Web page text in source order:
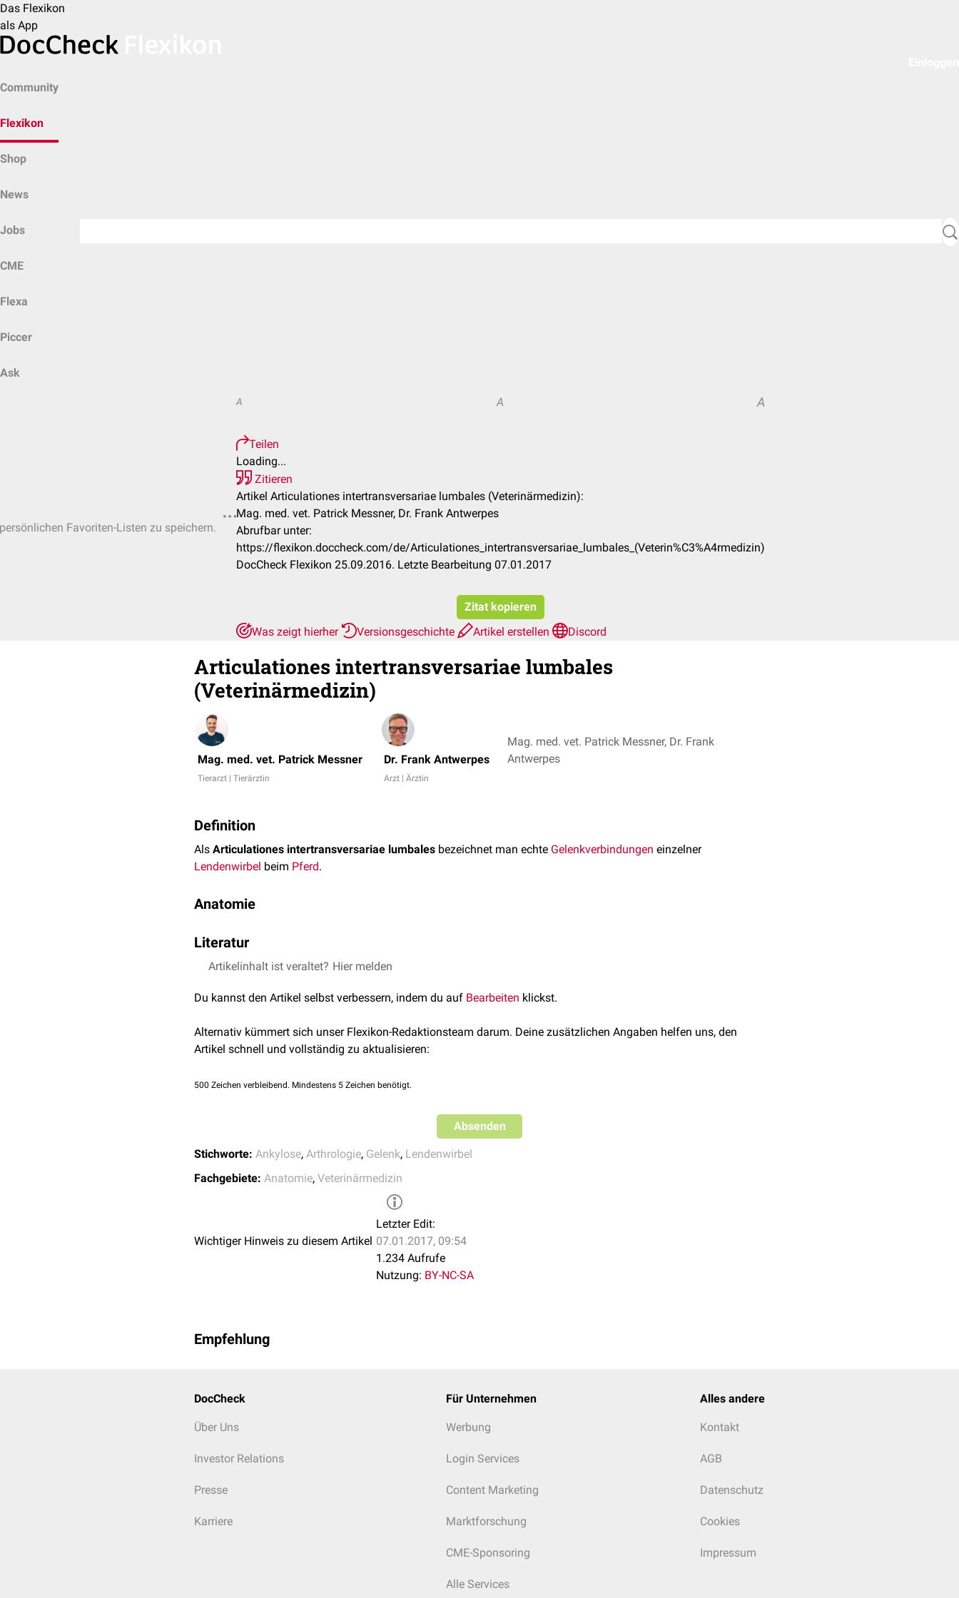
Das Flexikon
als App
Community
Flexikon
Shop
News
Jobs
CME
Flexa
Piccer
Ask
Favoriten-Listen zu speichern.
A A A
Teilen
Loading...
Zitieren
Artikel Articulationes intertransversariae lumbales (Veterinärmedizin):
Mag. med. vet. Patrick Messner, Dr. Frank Antwerpes
Abrufbar unter:
https://flexikon.doccheck.com/de/Articulationes_intertransversariae_lumbales_(Veterin%C3%A4rmedizin)
DocCheck Flexikon 25.09.2016. Letzte Bearbeitung 07.01.2017
Zitat kopieren
Was zeigt hierher
Versionsgeschichte Artikel erstellen Discord
Articulationes intertransversariae lumbales
(Veterinärmedizin)
Mag. med. vet. Patrick Messner
Tierarzt | Tierärztin
Dr. Frank Antwerpes
Arzt | Ärztin
Mag. med. vet. Patrick Messner, Dr. Frank
Antwerpes
Definition
Als Articulationes intertransversariae lumbales bezeichnet man echte Gelenkverbindungen einzelner
Lendenwirbel beim Pferd.
Anatomie
Lendenwirbels
Diese Gelenke können oftmals im Alter durch
Literatur
Salomon, Franz-Viktor, Hans Geyer, and Uwe Gille, eds. Anatomie für die Tiermedizin. Enke, 2015
Band II (Arthrologie). Vienna Academic Press, 2016
Artikelinhalt ist veraltet? Hier melden
Du kannst den Artikel selbst verbessern, indem du auf Bearbeiten klickst.
Alternativ kümmert sich unser Flexikon-Redaktionsteam darum. Deine zusätzlichen Angaben helfen uns, den
Artikel schnell und vollständig zu aktualisieren:
500 Zeichen verbleibend. Mindestens 5 Zeichen benötigt.
Absenden
Stichworte: Ankylose, Arthrologie, Gelenk, Lendenwirbel
Fachgebiete: Anatomie, Veterinärmedizin
Wichtiger Hinweis zu diesem Artikel
Letzter Edit:
07.01.2017, 09:54
1.234 Aufrufe
Nutzung: BY-NC-SA
Empfehlung
DocCheck
Über Uns
Investor Relations
Presse
Karriere
Für Unternehmen
Werbung
Login Services
Content Marketing
Marktforschung
CME-Sponsoring
Alle Services
Alles andere
Kontakt
AGB
Datenschutz
Cookies
Impressum